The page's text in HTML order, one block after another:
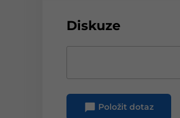
Diskuze
Položit dotaz